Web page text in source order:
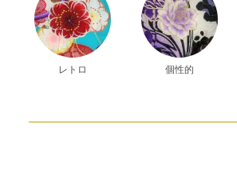
レトロ 個性的